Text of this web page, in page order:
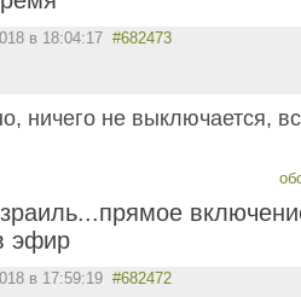
в 18:04:17 #682473
ничего не выключается,
эфир
в 17:59:19 #682472